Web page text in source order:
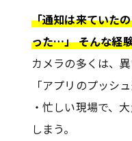
「通知は来ていた
った…」 そんな経
カメラの多くは、
「アプリのプッシ
・忙しい現場で、
しまう。